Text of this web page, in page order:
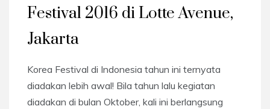
Festival 2016 di Lotte Avenue,
Jakarta
Korea Festival di Indonesia tahun ini ternyata
diadakan lebih awal! Bila tahun lalu kegiatan
diadakan di bulan Oktober, kali ini berlangsung